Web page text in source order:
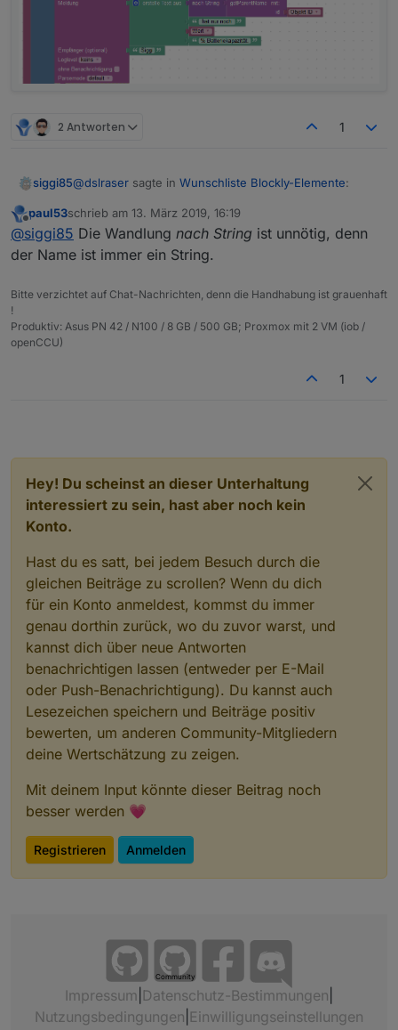
2 Antworten 1
siggi85@dslraser sagte in Wunschliste Blockly-Elemente:
siggi85
zeig mal bitte wie Du es anwendest
Kein Problem.
Offline
paul53schrieb am 13. März 2019, 16:19
zuletzt editiert von
@siggi85 Die Wandlung nach String ist unnötig, denn
der Name ist immer ein String.
Bitte verzichtet auf Chat-Nachrichten, denn die Handhabung ist grauenhaft
!
Produktiv: Asus PN 42 / N100 / 8 GB / 500 GB; Proxmox mit 2 VM (iob /
openCCU)
1
Hey! Du scheinst an dieser Unterhaltung
interessiert zu sein, hast aber noch kein
Konto.
Hast du es satt, bei jedem Besuch durch die
gleichen Beiträge zu scrollen? Wenn du dich
für ein Konto anmeldest, kommst du immer
genau dorthin zurück, wo du zuvor warst, und
kannst dich über neue Antworten
benachrichtigen lassen (entweder per E-Mail
oder Push-Benachrichtigung). Du kannst auch
Lesezeichen speichern und Beiträge positiv
bewerten, um anderen Community-Mitgliedern
deine Wertschätzung zu zeigen.
Mit deinem Input könnte dieser Beitrag noch
besser werden 💗
Registrieren Anmelden
Community
Impressum Datenschutz-Bestimmungen
Nutzungsbedingungen Einwilligungseinstellungen